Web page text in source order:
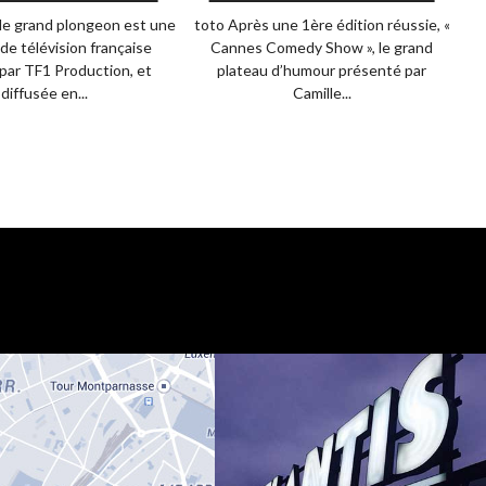
grand plongeon est une
télévision française
TF1 Production, et
diffusée en...
toto Après une 1ère édition réussie, «
Cannes Comedy Show », le grand
plateau d’humour présenté par
Camille...